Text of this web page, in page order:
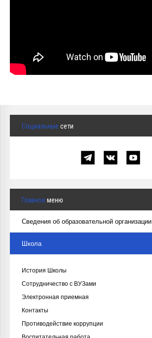
Социальные сети
Главное меню
Сведения об образовательной организации
Школа
История Школы
Сотрудничество с ВУЗами
Электронная приемная
Контакты
Противодействие коррупции